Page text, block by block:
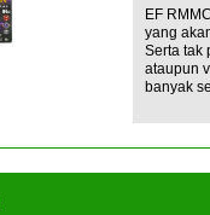
EF
yang
Serta tak
ataupun
banyak